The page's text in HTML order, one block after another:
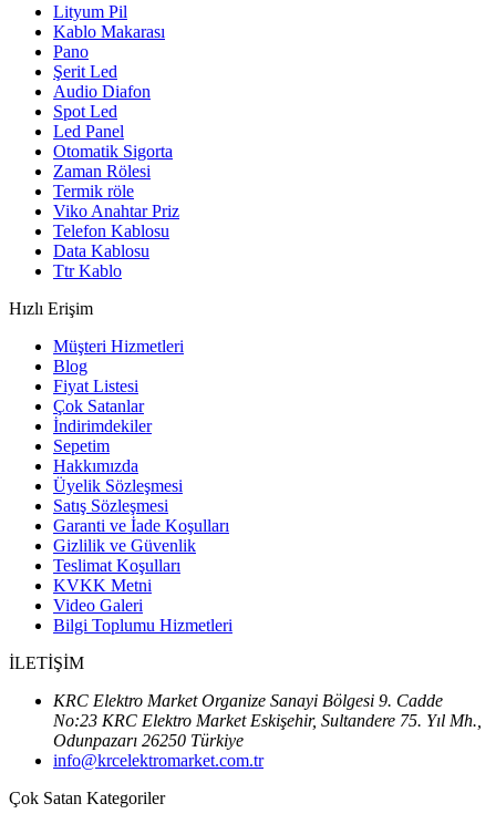
Lityum Pil
Kablo Makarası
Pano
Şerit Led
Audio Diafon
Spot Led
Led Panel
Otomatik Sigorta
Zaman Rölesi
Termik röle
Viko Anahtar Priz
Telefon Kablosu
Data Kablosu
Ttr Kablo
Hızlı Erişim
Müşteri Hizmetleri
Blog
Fiyat Listesi
Çok Satanlar
İndirimdekiler
Sepetim
Hakkımızda
Üyelik Sözleşmesi
Satış Sözleşmesi
Garanti ve İade Koşulları
Gizlilik ve Güvenlik
Teslimat Koşulları
KVKK Metni
Video Galeri
Bilgi Toplumu Hizmetleri
İLETİŞİM
KRC Elektro Market Organize Sanayi Bölgesi 9. Cadde
No:23 KRC Elektro Market Eskişehir, Sultandere 75. Yıl Mh.,
Odunpazarı 26250 Türkiye
info@krcelektromarket.com.tr
Çok Satan Kategoriler